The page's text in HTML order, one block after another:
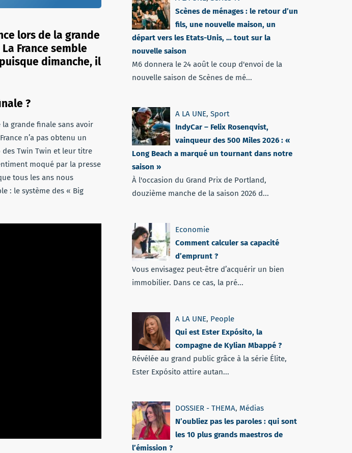
lors de la grande
France semble
dimanche, il
?
la grande finale sans avoir
n’a pas obtenu un
Twin Twin et leur titre
moqué par la presse
tous les ans nous
: le système des « Big
Scènes de ménages : le retour d’un
fils, une nouvelle maison, un
départ vers les Etats-Unis, … tout sur la
nouvelle saison
M6 donnera le 24 août le coup d'envoi de la
nouvelle saison de Scènes de mé...
A LA UNE, Sport
IndyCar – Felix Rosenqvist,
vainqueur des 500 Miles 2026 : «
Long Beach a marqué un tournant dans notre
saison »
À l'occasion du Grand Prix de Portland,
douzième manche de la saison 2026 d...
Economie
Comment calculer sa capacité
d’emprunt ?
Vous envisagez peut-être d’acquérir un bien
immobilier. Dans ce cas, la pré...
A LA UNE, People
Qui est Ester Expósito, la
compagne de Kylian Mbappé ?
Révélée au grand public grâce à la série Élite,
Ester Expósito attire autan...
DOSSIER - THEMA, Médias
N’oubliez pas les paroles : qui sont
les 10 plus grands maestros de
l’émission ?